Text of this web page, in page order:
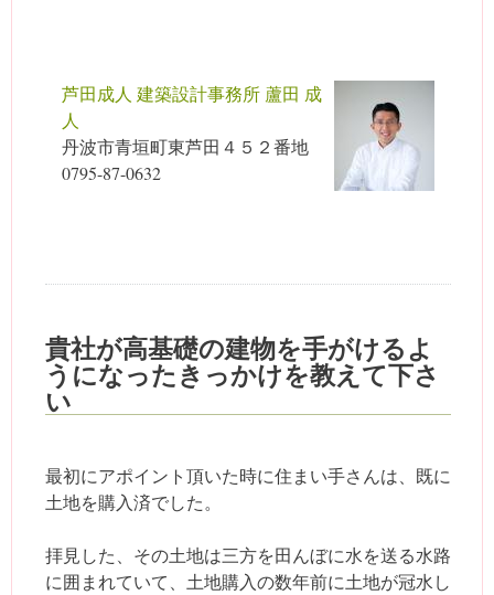
芦田成人 建築設計事務所 蘆田 成
人
丹波市青垣町東芦田４５２番地
0795-87-0632
貴社が高基礎の建物を手がけるよ
うになったきっかけを教えて下さ
い
最初にアポイント頂いた時に住まい手さんは、既に
土地を購入済でした。
拝見した、その土地は三方を田んぼに水を送る水路
に囲まれていて、土地購入の数年前に土地が冠水し